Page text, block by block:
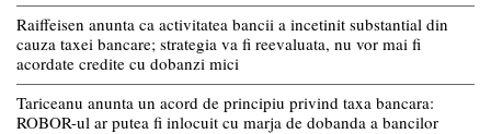
Raiffeisen anunta ca activitatea bancii a incetinit substantial din
cauza taxei bancare; strategia va fi reevaluata, nu vor mai fi
acordate credite cu dobanzi mici
Tariceanu anunta un acord de principiu privind taxa bancara:
ROBOR-ul ar putea fi inlocuit cu marja de dobanda a bancilor